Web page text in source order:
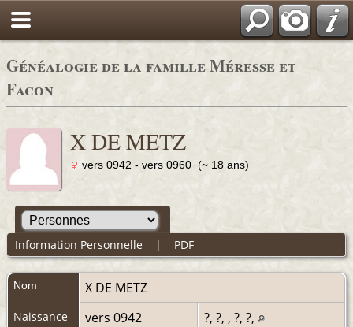
Généalogie de la famille Méresse et
Facon
X DE METZ
vers 0942 - vers 0960 (~ 18 ans)
Information Personnelle | PDF
Nom X DE METZ
Naissance vers 0942 ?, ?, , ?, ?,